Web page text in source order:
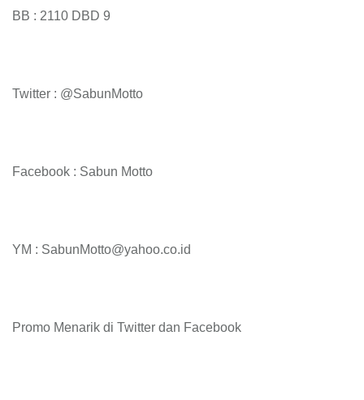
BB : 2110 DBD 9
Twitter : @SabunMotto
Facebook : Sabun Motto
YM : SabunMotto@yahoo.co.id
Promo Menarik di Twitter dan Facebook